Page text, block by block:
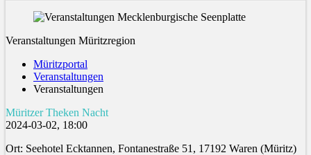
Veranstaltungen Müritzregion
Müritzportal
Veranstaltungen
Veranstaltungen
Müritzer Theken Nacht
2024-03-02, 18:00
Ort: Seehotel Ecktannen, Fontanestraße 51, 17192 Waren (Müritz)